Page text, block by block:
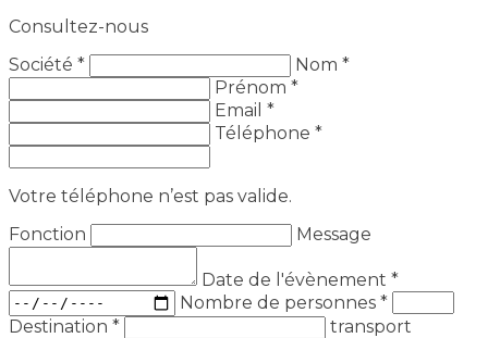
Consultez-nous
Société *
Nom *
Prénom *
Email *
Téléphone *
Votre téléphone n’est pas valide.
Fonction
Message
Date de l'évènement *
Nombre de personnes *
Destination *
transport